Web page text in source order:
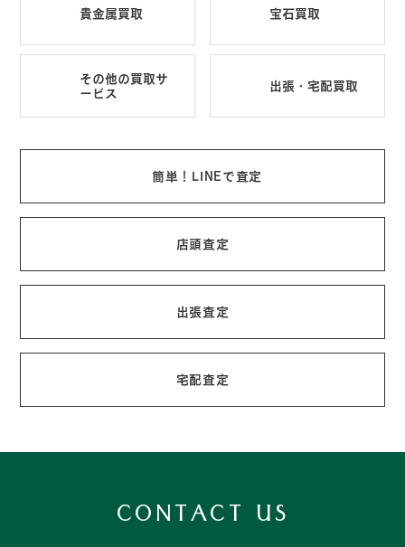
貴金属買取 宝石買取
その他の買取サ
ービス
出張・宅配買取
簡単！LINEで査定
店頭査定
出張査定
宅配査定
CONTACT US